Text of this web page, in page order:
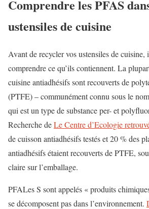
Comprendre les PFAS
ustensiles de cuisine
Avant de recycler vos ustensiles de cuisine,
comprendre ce qu’ils contiennent. La
cuisine antiadhésifs sont recouverts de
(PTFE) – communément connu sous le
qui est un type de substance per- et
Recherche deLe Centre d’Ecologie
de cuisson antiadhésifs testés et 20 % des
antiadhésifs étaient recouverts de PTFE,
claire sur l’emballage.
PFALes S sont appelés « produits
se décomposent pas dans l’environnement.